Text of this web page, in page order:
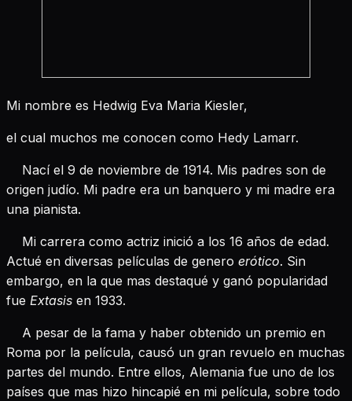
Mi nombre es Hedwig Eva Maria Kiesler,
el cual muchos me conocen como Hedy Lamarr.
Nací el 9 de noviembre de 1914. Mis padres son de
origen judío. Mi padre era un banquero y mi madre era
una pianista.
Mi carrera como actriz inició a los 16 años de edad.
Actué en diversas películas de genero erótico. Sin
embargo, en la que mas destaqué y ganó popularidad
fue Extasis en 1933.
A pesar de la fama y haber obtenido un premio en
Roma por la película, causó un gran revuelo en muchas
partes del mundo. Entre ellos, Alemania fue uno de los
países que mas hizo hincapié en mi película, sobre todo